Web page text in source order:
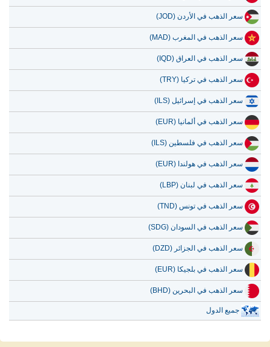
سعر الذهب في الأردن (JOD)
سعر الذهب في المغرب (MAD)
سعر الذهب في العراق (IQD)
سعر الذهب في تركيا (TRY)
سعر الذهب في إسرائيل (ILS)
سعر الذهب في ألمانيا (EUR)
سعر الذهب في فلسطين (ILS)
سعر الذهب في هولندا (EUR)
سعر الذهب في لبنان (LBP)
سعر الذهب في تونس (TND)
سعر الذهب في السودان (SDG)
سعر الذهب في الجزائر (DZD)
سعر الذهب في بلجيكا (EUR)
سعر الذهب في البحرين (BHD)
جميع الدول